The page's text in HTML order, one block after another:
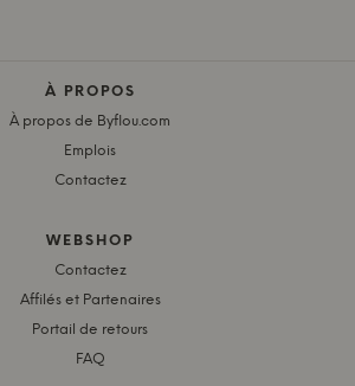
À PROPOS
À propos de Byflou.com
Emplois
Contactez
WEBSHOP
Contactez
Affilés et Partenaires
Portail de retours
FAQ